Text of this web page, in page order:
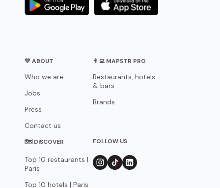
💛 ABOUT
Who we are
Jobs
Press
Contact us
👨‍💻 MAPSTR PRO
Restaurants, hotels
& bars
Brands
🗺 DISCOVER
Top 10 restaurants |
Paris
Top 10 hotels | Paris
FOLLOW US